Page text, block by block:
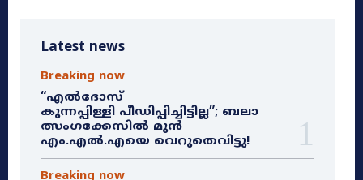
Latest news
Breaking now
“എൽദോസ്
കുന്നപ്പിള്ളി പീഡിപ്പിച്ചിട്ടില്ല”; ബലാ
ത്സംഗക്കേസിൽ മുൻ
എം.എൽ.എയെ വെറുതെവിട്ടു!
Breaking now